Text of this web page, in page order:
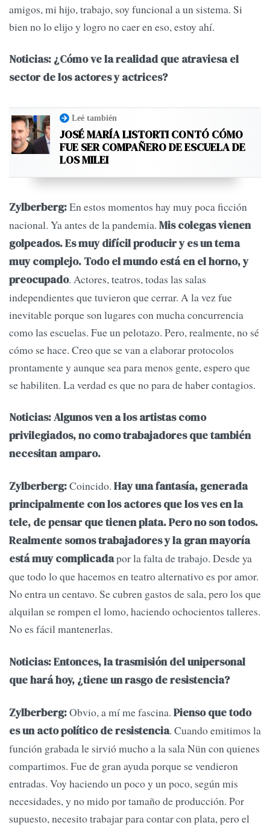
amigos, mi hijo, trabajo, soy funcional a un sistema. Si
bien no lo elijo y logro no caer en eso, estoy ahí.
Noticias: ¿Cómo ve la realidad que atraviesa el
sector de los actores y actrices?
Leé también
JOSÉ MARÍA LISTORTI CONTÓ CÓMO
FUE SER COMPAÑERO DE ESCUELA DE
LOS MILEI
Zylberberg:En estos momentos hay muy poca ficción
nacional. Ya antes de la pandemia. Mis colegas vienen
golpeados. Es muy difícil producir y es un tema
muy complejo. Todo el mundo está en el horno, y
preocupado. Actores, teatros, todas las salas
independientes que tuvieron que cerrar. A la vez fue
inevitable porque son lugares con mucha concurrencia
como las escuelas. Fue un pelotazo. Pero, realmente, no sé
cómo se hace. Creo que se van a elaborar protocolos
prontamente y aunque sea para menos gente, espero que
se habiliten. La verdad es que no para de haber contagios.
Noticias: Algunos ven a los artistas como
privilegiados, no como trabajadores que también
necesitan amparo.
Zylberberg:Coincido. Hay una fantasía, generada
principalmente con los actores que los ves en la
tele, de pensar que tienen plata. Pero no son todos.
Realmente somos trabajadores y la gran mayoría
está muy complicadapor la falta de trabajo. Desde ya
que todo lo que hacemos en teatro alternativo es por amor.
No entra un centavo. Se cubren gastos de sala, pero los que
alquilan se rompen el lomo, haciendo ochocientos talleres.
No es fácil mantenerlas.
Noticias: Entonces, la trasmisión del unipersonal
que hará hoy, ¿tiene un rasgo de resistencia?
Zylberberg:Obvio, a mí me fascina. Pienso que todo
es un acto político de resistencia. Cuando emitimos la
función grabada le sirvió mucho a la sala Nün con quienes
compartimos. Fue de gran ayuda porque se vendieron
entradas. Voy haciendo un poco y un poco, según mis
necesidades, y no mido por tamaño de producción. Por
supuesto, necesito trabajar para contar con plata, pero el